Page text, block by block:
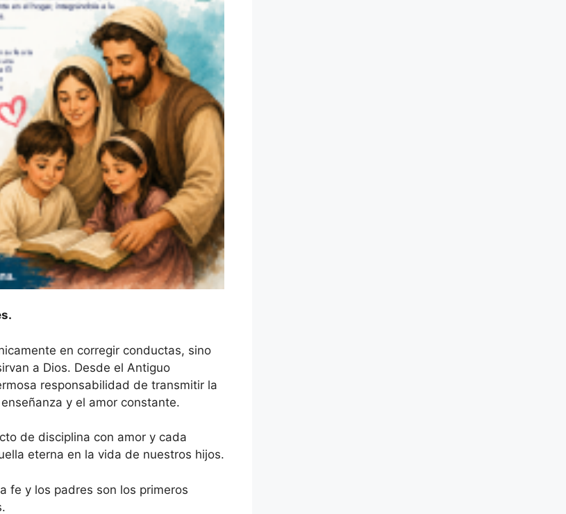
en corregir conductas, sino
a Dios. Desde el Antiguo
responsabilidad de transmitir la
y el amor constante.
de disciplina con amor y cada
eterna en la vida de nuestros hijos.
fe y los padres son los primeros